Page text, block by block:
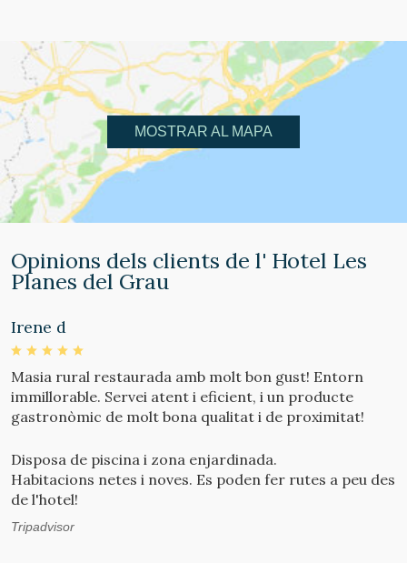
MOSTRAR AL MAPA
Opinions dels clients de l' Hotel Les
Planes del Grau
Irene d
Masia rural restaurada amb molt bon gust! Entorn
immillorable. Servei atent i eficient, i un producte
gastronòmic de molt bona qualitat i de proximitat!
Disposa de piscina i zona enjardinada.
Habitacions netes i noves. Es poden fer rutes a peu des
de l'hotel!
Tripadvisor